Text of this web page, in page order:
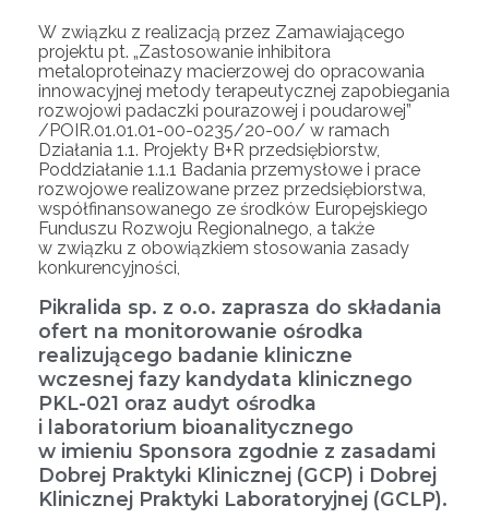
W związku z realizacją przez Zamawiającego
projektu pt. „Zastosowanie inhibitora
metaloproteinazy macierzowej do opracowania
innowacyjnej metody terapeutycznej zapobiegania
rozwojowi padaczki pourazowej i poudarowej”
/POIR.01.01.01-00-0235/20-00/ w ramach
Działania 1.1. Projekty B+R przedsiębiorstw,
Poddziałanie 1.1.1 Badania przemysłowe i prace
rozwojowe realizowane przez przedsiębiorstwa,
współfinansowanego ze środków Europejskiego
Funduszu Rozwoju Regionalnego, a także
w związku z obowiązkiem stosowania zasady
konkurencyjności,
Pikralida sp. z o.o. zaprasza do składania
ofert na monitorowanie ośrodka
realizującego badanie kliniczne
wczesnej fazy kandydata klinicznego
PKL-021 oraz audyt ośrodka
i laboratorium bioanalitycznego
w imieniu Sponsora zgodnie z zasadami
Dobrej Praktyki Klinicznej (GCP) i Dobrej
Klinicznej Praktyki Laboratoryjnej (GCLP).